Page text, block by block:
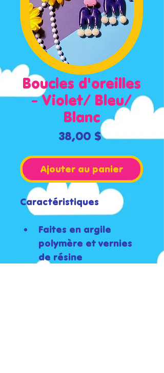
Boucles d'oreilles
- Violet/ Bleu/
Blanc
38,00 $Prix
Ajouter au panier
Caractéristiques
Faites en argile
polymère et vernies
de résine